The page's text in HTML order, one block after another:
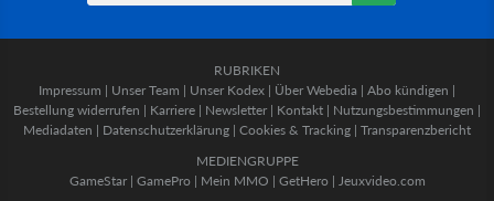
RUBRIKEN
Impressum | Unser Team | Unser Kodex | Über Webedia | Abo kündigen |
Bestellung widerrufen | Karriere | Newsletter | Kontakt | Nutzungsbestimmungen |
Mediadaten | Datenschutzerklärung | Cookies & Tracking | Transparenzbericht
MEDIENGRUPPE
GameStar| GamePro | Mein MMO | GetHero | Jeuxvideo.com